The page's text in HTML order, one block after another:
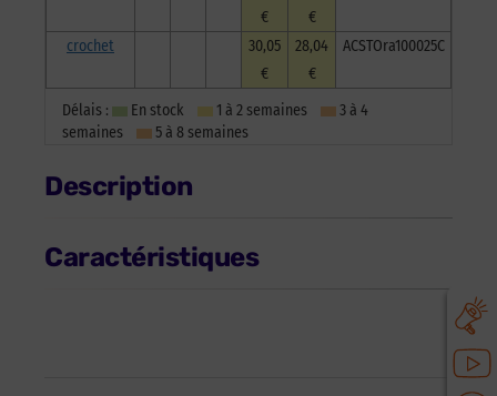
€
€
crochet
30,05
€
28,04
€
ACSTOra100025C
Délais : En stock 1 à 2 semaines
3 à 4
semaines
5 à 8 semaines
Description
Caractéristiques